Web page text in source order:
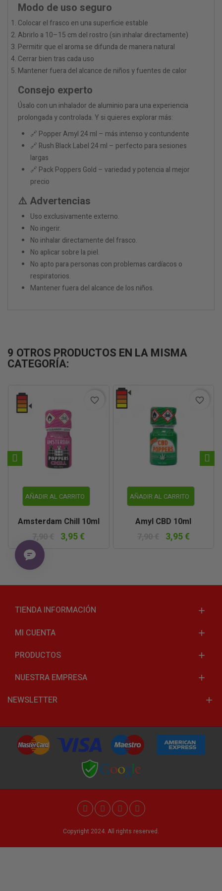
Modo de uso seguro
Colocar el frasco en una superficie estable
Abrirlo a 10–15 cm del rostro (sin inhalar directamente)
Permitir que el aroma se difunda de manera natural
Cerrar bien tras cada uso
Mantener fuera del alcance de niños y fuentes de calor
Consejo experto
Úsalo con un inhalador de aluminio para una experiencia
prolongada y controlada. Y si quieres explorar más:
🔗 Popper Amyl 24 ml – más intenso y contundente
🔗 Rush Black Label 24 ml – perfecto para sesiones
largas
🔗 Pack Poppers Gold – variedad y potencia al mejor
precio
⚠️ Advertencias
Uso exclusivamente externo.
No ingerir.
No inhalar directamente del frasco.
No aplicar sobre la piel.
No apto para personas con problemas cardíacos o
respiratorios.
Mantener fuera del alcance de los niños.
9 OTROS PRODUCTOS EN LA MISMA
CATEGORÍA:
AÑADIR AL CARRITO
Amsterdam Chill 10ml
7,90 €
3,95 €
favorite_border
AÑADIR AL CARRITO
Amyl CBD 10ml
3,95 €
favorite_border
TIENDA INFORMACIÓN
MI CUENTA
PRODUCTOS
NUESTRA EMPRESA
NEWSLETTER
Copyright 2024. All rights reserved.